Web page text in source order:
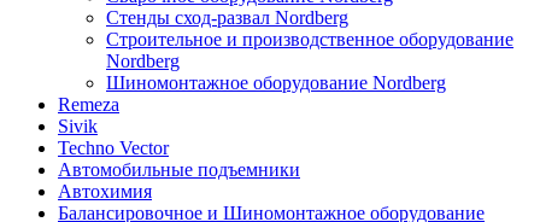
Стенды сход-развал Nordberg
Строительное и производственное оборудование
Nordberg
Шиномонтажное оборудование Nordberg
Remeza
Sivik
Techno Vector
Автомобильные подъемники
Автохимия
Балансировочное и Шиномонтажное оборудование